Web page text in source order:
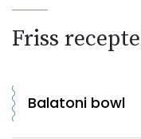
Friss
Balatoni bowl